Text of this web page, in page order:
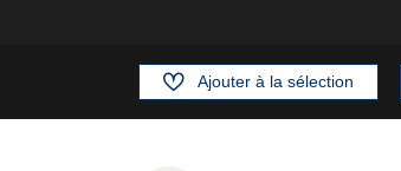
Ajouter à la sélection